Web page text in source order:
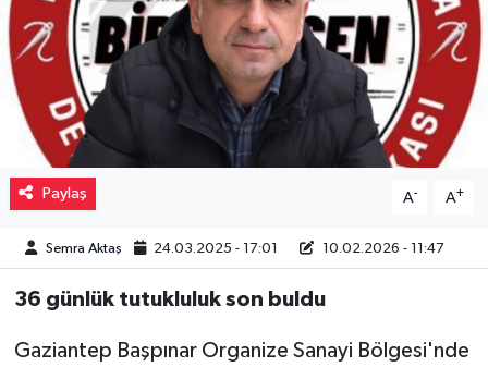
Paylaş A- A+
Semra Aktaş 24.03.2025 - 17:01 10.02.2026 - 11:47
36 günlük tutukluluk son buldu
Gaziantep Başpınar Organize Sanayi Bölgesi'nde
Piyasa
Resmi İlanlar
Sağlık
Sinemalar
Siyaset
Spor
Teknoloji